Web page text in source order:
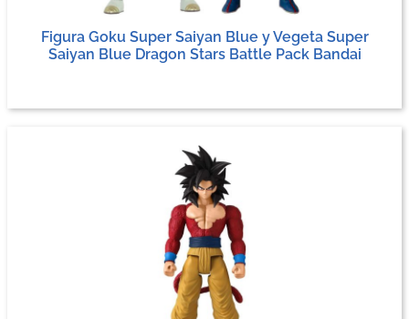
Figura Goku Super Saiyan Blue y Vegeta Super
Saiyan Blue Dragon Stars Battle Pack Bandai